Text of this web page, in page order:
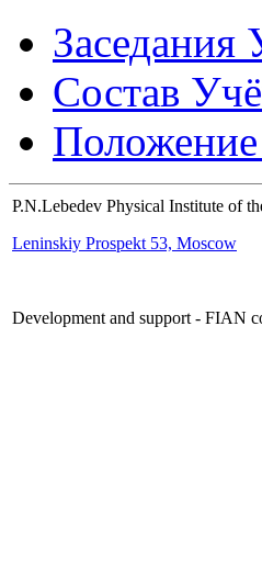
Заседания
Состав
P.N.Lebedev Physical Institute of
Leninskiy Prospekt 53, Moscow
Development and support - FIAN